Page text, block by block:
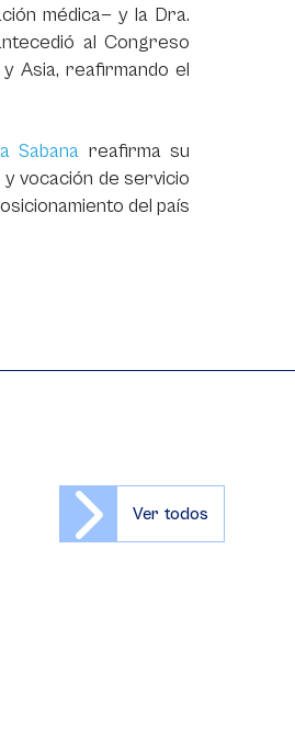
médica— y la Dra.
al Congreso
Asia, reafirmando el
Sabana reafirma su
vocación de servicio
del país
Ver todos